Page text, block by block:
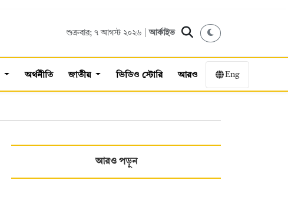
শুক্রবার; ৭ আগস্ট ২০২৬ |আর্কাইভ
অর্থনীতি জাতীয় ভিডিও স্টোরি আরও Eng
আরও পড়ুন